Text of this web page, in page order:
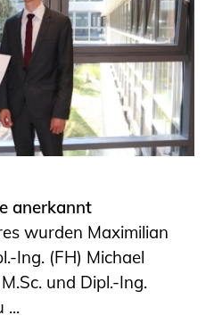
anerkannt
wurden Maximilian
Ing. (FH) Michael
und Dipl.-Ing.
...